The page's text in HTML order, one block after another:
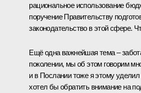
рациональное использование
поручение Правительству
законодательство в этой сфере.
Ещё одна важнейшая тема –
поколении, мы об этом говорим
и в Послании тоже я этому
хотел бы обратить внимание на